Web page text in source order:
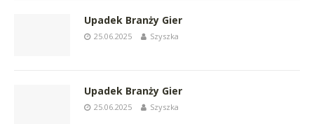
Upadek Branży Gier
25.06.2025 Szyszka
Upadek Branży Gier
25.06.2025 Szyszka